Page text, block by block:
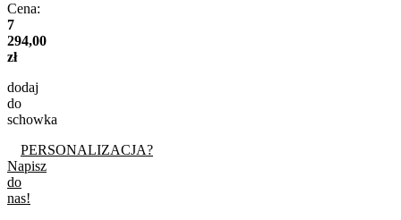
Cena:
7
294,00
zł
dodaj
do
schowka
PERSONALIZACJA?
Napisz
do
nas!